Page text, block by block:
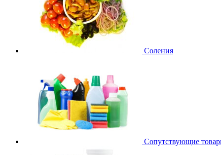
Соления
Сопутствующие